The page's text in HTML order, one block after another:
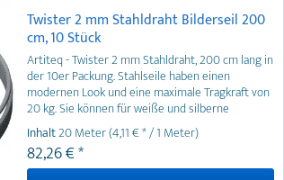
Twister 2 mm Stahldraht Bilderseil 200
cm, 10 Stück
Artiteq - Twister 2 mm Stahldraht, 200 cm lang in
der 10er Packung. Stahlseile haben einen
modernen Look und eine maximale Tragkraft von
20 kg. Sie können für weiße und silberne
Galerieschienen verwendet werden. Bilderseile
aus Stahl sind in vielen verschiedenen Längen
von 100 bis 500 cm erhältlich.
Inhalt20 Meter(4,11 € * / 1 Meter)
82,26 € *